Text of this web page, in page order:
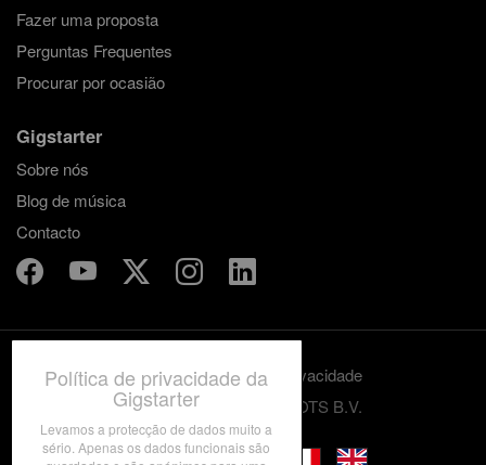
Fazer uma proposta
Perguntas Frequentes
Procurar por ocasião
Gigstarter
Sobre nós
Blog de música
Contacto
Termos e condições
Privacidade
© 2012-2026 GRASSROOTS B.V.
Política de privacidade da
Gigstarter
Levamos a protecção de dados muito a
sério. Apenas os dados funcionais são